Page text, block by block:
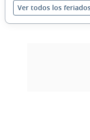
Ver todos los